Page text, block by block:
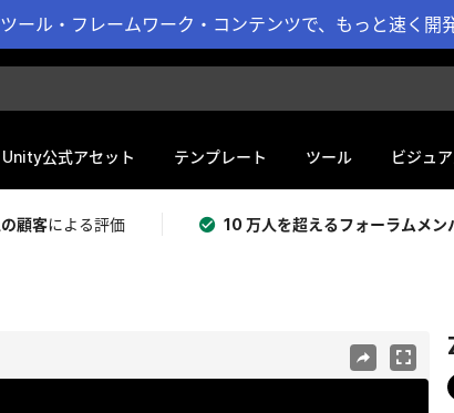
ール・フレームワーク・コンテンツで、もっと速く開
Unity公式アセット テンプレート ツール ビジュ
顧客による評価 10 万人を超えるフォーラムメン